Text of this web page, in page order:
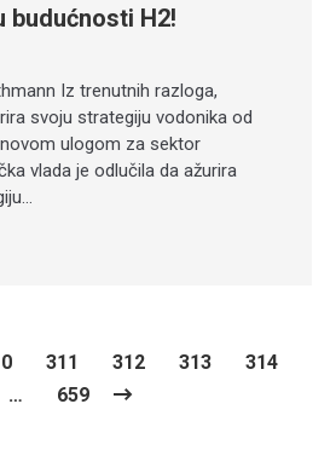
budućnosti H2!
Iz trenutnih razloga,
svoju strategiju vodonika od
ulogom za sektor
vlada je odlučila da ažurira
311 312 313
314
…
659